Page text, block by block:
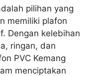
pilihan yang
memiliki plafon
Dengan kelebihan
ringan, dan
PVC Kemang
menciptakan